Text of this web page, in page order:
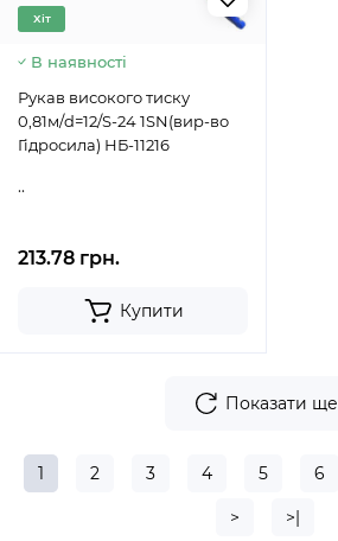
Хіт
В наявності
Рукав високого тиску
0,81м/d=12/S-24 1SN(вир-во
Гідросила) НБ-11216
..
213.78 грн.
Купити
Показати ще
1 2 3 4 5 6
> >|